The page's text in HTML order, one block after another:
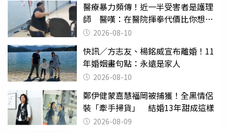
醫療暴力頻傳！近一半受害者是護理
師 醫嘆：在醫院揮拳代價比你想像
的還要大
2026-08-10
快訊／方志友、楊銘威宣布離婚！11
年婚姻畫句點：永遠是家人
2026-08-10
鄭伊健蒙嘉慧福岡被捕獲！全黑情侶
裝「牽手掃貨」 結婚13年甜成這樣
2026-08-09